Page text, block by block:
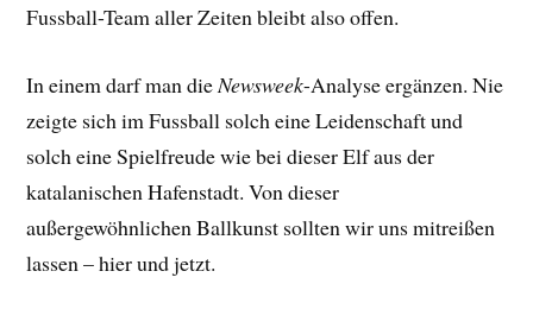
Fussball-Team aller Zeiten bleibt also offen.
In einem darf man die Newsweek-Analyse ergänzen. Nie
zeigte sich im Fussball solch eine Leidenschaft und
solch eine Spielfreude wie bei dieser Elf aus der
katalanischen Hafenstadt. Von dieser
außergewöhnlichen Ballkunst sollten wir uns mitreißen
lassen – hier und jetzt.